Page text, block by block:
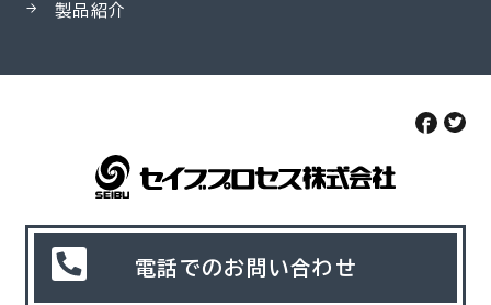
製品紹介
電話でのお問い合わせ